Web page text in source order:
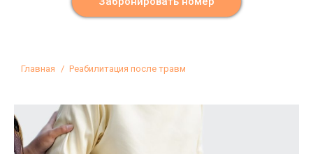
Вы здесь:
Главная Реабилитация после травм